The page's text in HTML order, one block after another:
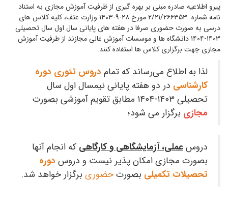
پیرو اطلاعیه صادره مبنی بر بهره گیری از ظرفیت آموزش مجازی به استناد
نامه شماره ۲/۲۱/۲۶۶۳۵۳ مورخ ۲۸-۹-۱۴۰۳ وزارت عتف، کلیه کلاس های
درسی به صورت حضوری صرفا در هفته های پایانی سال اول سال تحصیلی
۱۴۰۳-۱۴۰۴ دانشگاه ها و موسسات آموزش عالی مجازند از طرفیت آموزش
مجازی جهت برگزاری کلاس ها استفاده کنند.
لذا به اطلاع می‌رساند که تمام دروس تئوری دوره
کارشناسی در دو هفته پایانی نیمسال اول سال
تحصیلی ۱۴۰۳-۱۴۰۴ مطابق تقویم آموزشی بصورت
مجازی برگزار می شود؛
دروسعملی، آزمایشگاهی و کارگاهی که انجام آنها
بصورت مجازی امکان پذیر نیست و دروس دوره
تحصیلات تکمیلی بصورتحضوریبرگزار خواهد شد.